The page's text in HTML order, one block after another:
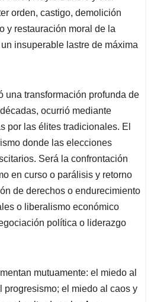
orden, castigo, demolición
y restauración moral de la
insuperable lastre de máxima
una transformación profunda de
ocurrió mediante
por las élites tradicionales. El
donde las elecciones
Será la confrontación
en curso o parálisis y retorno
de derechos o endurecimiento
o liberalismo económico
política o liderazgo
mutuamente: el miedo al
progresismo; el miedo al caos y